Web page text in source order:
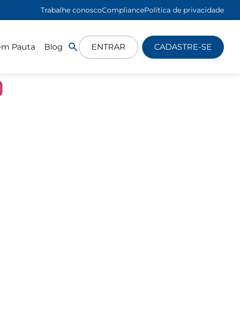
Trabalhe conoscoCompliancePolítica de privacidade
Pauta Blog ENTRAR CADASTRE-SE